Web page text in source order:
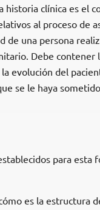
historia clínica es el
al proceso de
de una persona
Debe contener
evolución del
se le haya
para esta
es la estructura